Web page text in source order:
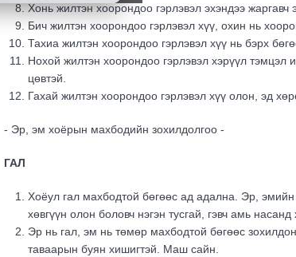
Хонь жилтэн хоорондоо гэрлэвэл эхэндээ жаргавч
Бич жилтэн хоорондоо гэрлэвэл хүү, охин нь
Тахиа жилтэн хоорондоо гэрлэвэл хүү нь бэрх
Нохой жилтэн хоорондоо гэрлэвэл хэрүүл тэмцэл
цөвтэй.
Гахай жилтэн хоорондоо гэрлэвэл хүү олон, эд
- Эр, эм хоёрын махбодийн зохилдолгоо -
ГАЛ
Хоёул гал махбодтой бөгөөс ад адална. Эр, эмийн
хөвгүүн олон боловч нэгэн тусгай, гэвч амь
Эр нь гал, эм нь төмөр махбодтой бөгөөс
таваарын буян хишигтэй. Маш сайн.